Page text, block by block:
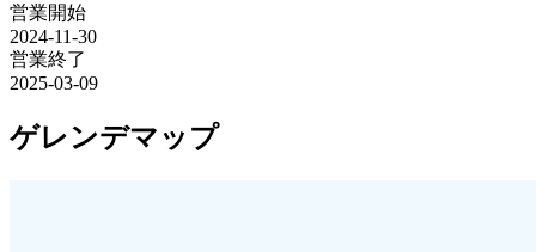
営業開始
2024-11-30
営業終了
2025-03-09
ゲレンデマップ